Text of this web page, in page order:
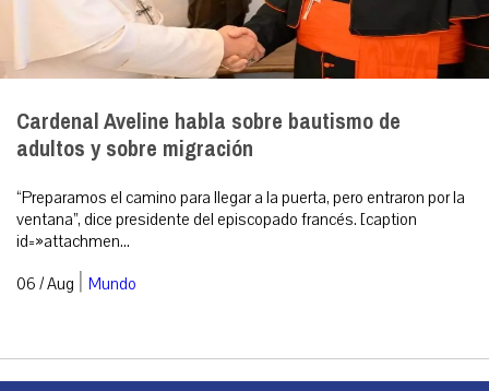
Cardenal Aveline habla sobre bautismo de
adultos y sobre migración
“Preparamos el camino para llegar a la puerta, pero entraron por la
ventana”, dice presidente del episcopado francés. [caption
id=»attachmen...
06 / Aug | Mundo